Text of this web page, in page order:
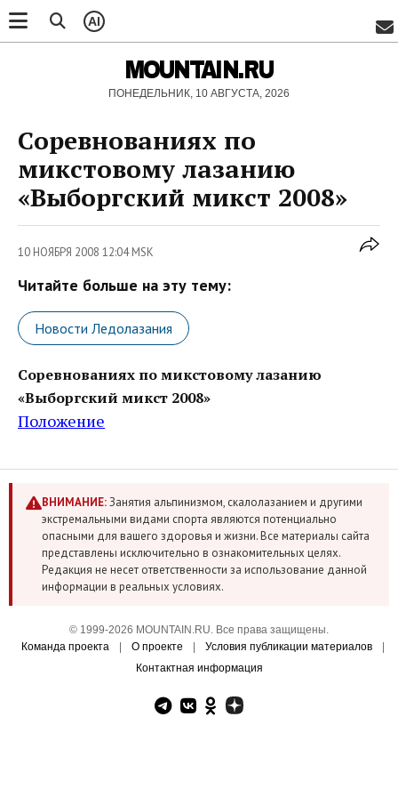
AI
MOUNTAIN.RU
ПОНЕДЕЛЬНИК, 10 АВГУСТА, 2026
Cоревнованиях по
микстовому лазанию
«Выборгский микст 2008»
10 НОЯБРЯ 2008 12:04 MSK
Читайте больше на эту тему:
Новости Ледолазания
Cоревнованиях по микстовому лазанию
«Выборгский микст 2008»
Положение
ВНИМАНИЕ:Занятия альпинизмом, скалолазанием и другими
экстремальными видами спорта являются потенциально
опасными для вашего здоровья и жизни. Все материалы сайта
представлены исключительно в ознакомительных целях.
Редакция не несет ответственности за использование данной
информации в реальных условиях.
© 1999-2026 MOUNTAIN.RU. Все права защищены.
Команда проекта
О проекте Условия публикации материалов
Контактная информация